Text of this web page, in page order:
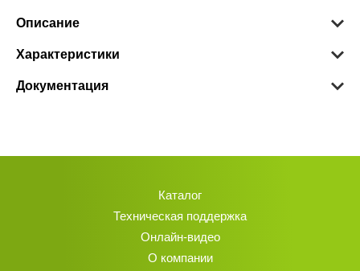
Описание
Характеристики
Документация
Каталог
Техническая поддержка
Онлайн-видео
О компании